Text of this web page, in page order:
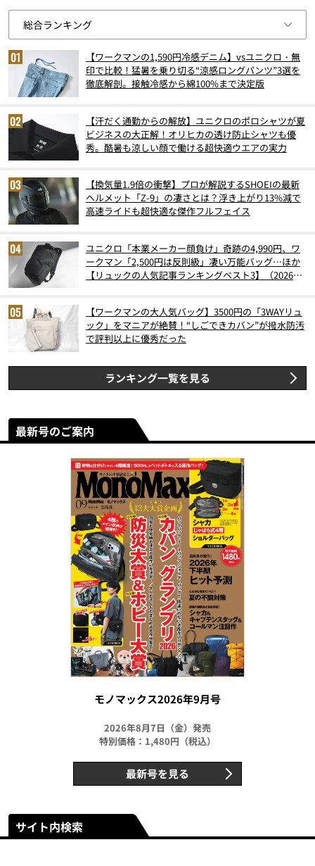
【ワークマンの1,590円冷感デニム】vsユニクロ・無
印で比較！猛暑を乗り切る“涼感ロングパンツ”3選を
徹底解剖。接触冷感から綿100%まで決定版
【汗だく通勤からの解放】ユニクロのポロシャツが夏
ビジネスの大正解！オリヒカの透け防止シャツも優
秀。酷暑も涼しい顔で働ける超快適ウエアの実力
【換気量1.9倍の衝撃】プロが解説するSHOEIの最新
ヘルメット「Z-9」の凄さとは？浮き上がり13%減で
高速ライドも超快適な傑作フルフェイス
ユニクロ「本業メーカー顔負け」奇跡の4,990円、ワ
ークマン「2,500円は反則級」凄い万能バッグ…ほか
【リュックの人気記事ランキングベスト3】（2026年
【ワークマンの大人気バッグ】3500円の「3WAYリュ
ック」をマニアが絶賛！“しごできカバン”が撥水防汚
で評判以上に優秀だった
ランキング一覧を見る
最新号のご案内
モノマックス2026年9月号
2026年8月7日（金）発売
特別価格：1,480円（税込）
最新号を見る
サイト内検索